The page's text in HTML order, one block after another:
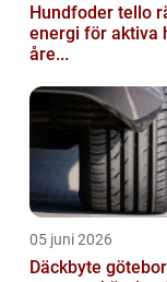
Hundfoder tello rätt
energi för aktiva
åre...
05 juni 2026
Däckbyte